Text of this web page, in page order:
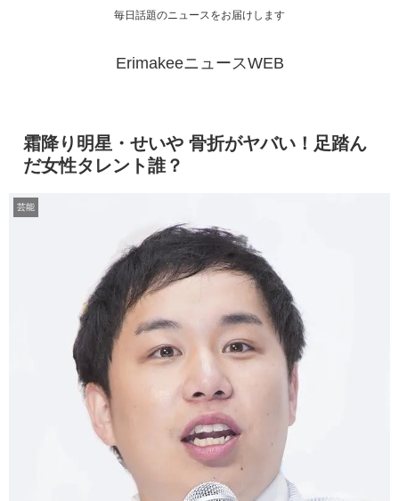
毎日話題のニュースをお届けします
ErimakeeニュースWEB
霜降り明星・せいや 骨折がヤバい！足踏ん
だ女性タレント誰？
芸能